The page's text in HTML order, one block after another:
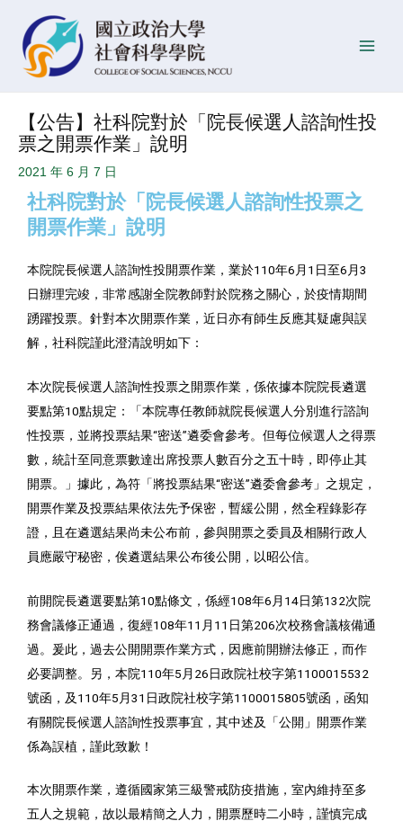
【公告】社科院對於「院長候選人諮詢性投
票之開票作業」說明
2021 年 6 月 7 日
社科院對於「院長候選人諮詢性投票之
開票作業」說明
本院院長候選人諮詢性投開票作業，業於110年6月1日至6月3
日辦理完竣，非常感謝全院教師對於院務之關心，於疫情期間
踴躍投票。針對本次開票作業，近日亦有師生反應其疑慮與誤
解，社科院謹此澄清說明如下：
本次院長候選人諮詢性投票之開票作業，係依據本院院長遴選
要點第10點規定：「本院專任教師就院長候選人分別進行諮詢
性投票，並將投票結果“密送”遴委會參考。但每位候選人之得票
數，統計至同意票數達出席投票人數百分之五十時，即停止其
開票。」據此，為符「將投票結果“密送”遴委會參考」之規定，
開票作業及投票結果依法先予保密，暫緩公開，然全程錄影存
證，且在遴選結果尚未公布前，參與開票之委員及相關行政人
員應嚴守秘密，俟遴選結果公布後公開，以昭公信。
前開院長遴選要點第10點條文，係經108年6月14日第132次院
務會議修正通過，復經108年11月11日第206次校務會議核備通
過。爰此，過去公開開票作業方式，因應前開辦法修正，而作
必要調整。另，本院110年5月26日政院社校字第1100015532
號函，及110年5月31日政院社校字第1100015805號函，函知
有關院長候選人諮詢性投票事宜，其中述及「公開」開票作業
係為誤植，謹此致歉！
本次開票作業，遵循國家第三級警戒防疫措施，室內維持至多
五人之規範，故以最精簡之人力，開票歷時二小時，謹慎完成
navigation
佈
日